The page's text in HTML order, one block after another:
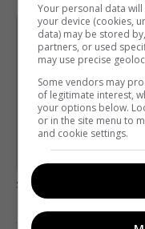
Щотижневий
Пишемо з
Підпишіться ще раз,
Предоставлено
загрузка...
Your personal data
your device (cookies,
data) may be stored
partners, or used
may use precise
Some vendors may
of legitimate interest,
your options below.
or in the site menu to
and cookie settings.